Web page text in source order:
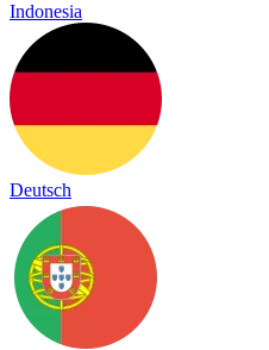
Indonesia
Deutsch